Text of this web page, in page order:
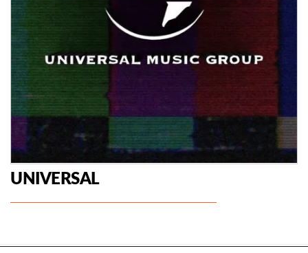
UNIVERSAL